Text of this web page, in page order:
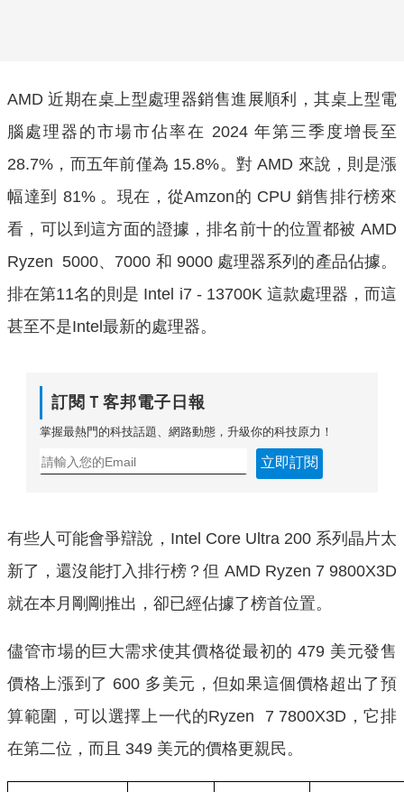
AMD 近期在桌上型處理器銷售進展順利，其桌上型電
腦處理器的市場市佔率在 2024 年第三季度增長至
28.7%，而五年前僅為 15.8%。對 AMD 來說，則是漲
幅達到 81% 。現在，從Amzon的 CPU 銷售排行榜來
看，可以到這方面的證據，排名前十的位置都被 AMD
Ryzen 5000、7000 和 9000 處理器系列的產品佔據。
排在第11名的則是 Intel i7 - 13700K 這款處理器，而這
甚至不是Intel最新的處理器。
訂閱Ｔ客邦電子日報
掌握最熱門的科技話題、網路動態，升級你的科技原力！
立即訂閱
有些人可能會爭辯說，Intel Core Ultra 200 系列晶片太
新了，還沒能打入排行榜？但 AMD Ryzen 7 9800X3D
就在本月剛剛推出，卻已經佔據了榜首位置。
儘管市場的巨大需求使其價格從最初的 479 美元發售
價格上漲到了 600 多美元，但如果這個價格超出了預
算範圍，可以選擇上一代的Ryzen 7 7800X3D，它排
在第二位，而且 349 美元的價格更親民。